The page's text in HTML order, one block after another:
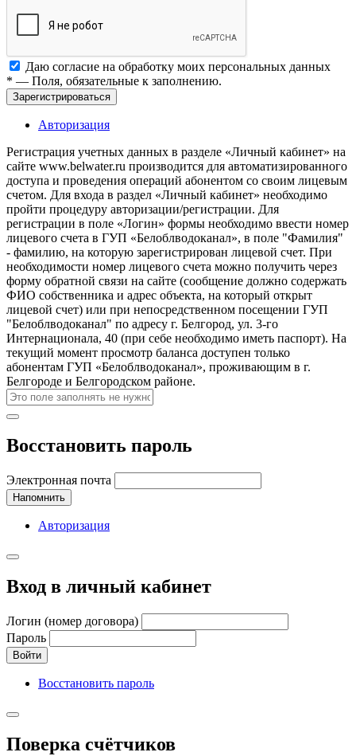
Даю согласие на обработку моих персональных данных
* — Поля, обязательные к заполнению.
Зарегистрироваться
Авторизация
Регистрация учетных данных в разделе «Личный кабинет» на
сайте www.belwater.ru производится для автоматизированного
доступа и проведения операций абонентом со своим лицевым
счетом. Для входа в раздел «Личный кабинет» необходимо
пройти процедуру авторизации/регистрации. Для
регистрации в поле «Логин» формы необходимо ввести номер
лицевого счета в ГУП «Белоблводоканал», в поле "Фамилия"
- фамилию, на которую зарегистрирован лицевой счет. При
необходимости номер лицевого счета можно получить через
форму обратной связи на сайте (сообщение должно содержать
ФИО собственника и адрес объекта, на который открыт
лицевой счет) или при непосредственном посещении ГУП
"Белоблводоканал" по адресу г. Белгород, ул. 3-го
Интернационала, 40 (при себе необходимо иметь паспорт). На
текущий момент просмотр баланса доступен только
абонентам ГУП «Белоблводоканал», проживающим в г.
Белгороде и Белгородском районе.
Восстановить пароль
Электронная почта
Напомнить
Авторизация
Вход в личный кабинет
Логин (номер договора)
Пароль
Войти
Восстановить пароль
Поверка счётчиков